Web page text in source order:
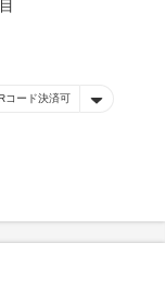
コード決済可